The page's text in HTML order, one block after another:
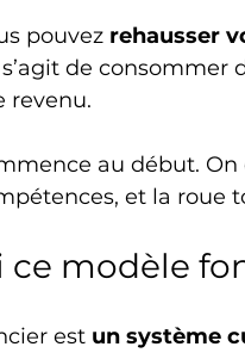
pouvez rehausser
de consommer
revenu.
au début.
et la roue
ce modèle
est un système